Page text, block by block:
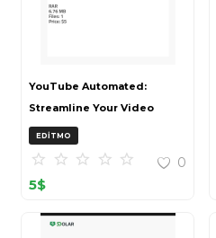
YouTube Automated:
Streamline Your Video
Management
EDITMO
0
5$